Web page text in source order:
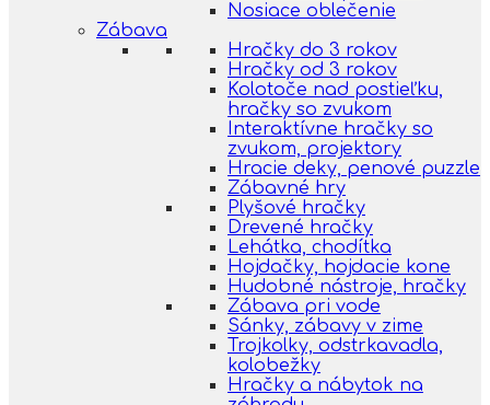
Nosiace oblečenie
Zábava
Hračky do 3 rokov
Hračky od 3 rokov
Kolotoče nad postieľku,
hračky so zvukom
Interaktívne hračky so
zvukom, projektory
Hracie deky, penové puzzle
Zábavné hry
Plyšové hračky
Drevené hračky
Lehátka, chodítka
Hojdačky, hojdacie kone
Hudobné nástroje, hračky
Zábava pri vode
Sánky, zábavy v zime
Trojkolky, odstrkavadla,
kolobežky
Hračky a nábytok na